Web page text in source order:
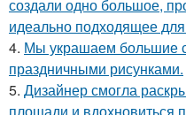
создали одно большое,
идеально подходящее
4. Мы украшаем большие
праздничными рисунками.
5. Дизайнер смогла
площади и вдохновиться